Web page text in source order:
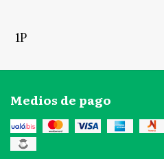
1P
Medios de pago